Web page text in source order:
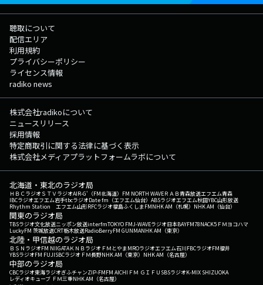
聴取について
配信エリア
利用規約
プライバシーポリシー
ライセンス情報
radiko news
株式会社radikoについて
ニュースリリース
採用情報
特定商取引に関する法律に基づく表示
株式会社メディアプラットフォームラボについて
北海道・東北のラジオ局
ＨＢＣラジオＳＴＶラジオAIR-G'（FM北海道） FM NORTH WAVEＲＡＢ青森放送エフエム青森
IBCラジオエフエム岩手tbcラジオDate fm（エフエム仙台） ABSラジオエフエム秋田YBC山形放送
Rhythm Station エフエム山形RFCラジオ福島ふくしまFMNHK AM（札幌） NHK AM（仙台）
関東のラジオ局
TBSラジオ文化放送ニッポン放送interfmTOKYO FMJ-WAVEラジオ日本BAYFM78NACK5 ＦＭヨコハマ
LuckyFM 茨城放送CRT栃木放送RadioBerryFM GUNMANHK AM（東京）
北陸・甲信越のラジオ局
ＢＳＮラジオFM NIIGATAＫＮＢラジオ ＦＭとやまMROラジオエフエム石川FBCラジオFM福井
YBSラジオFM FUJISBCラジオ ＦＭ長野NHK AM（東京） NHK AM（名古屋）
中部のラジオ局
CBCラジオ東海ラジオぎふチャンZIP-FMFM AICHI ＦＭ ＧＩＦＵ SBSラジオK-MIX SHIZUOKA
レディオキューブ ＦＭ三重NHK AM（名古屋）